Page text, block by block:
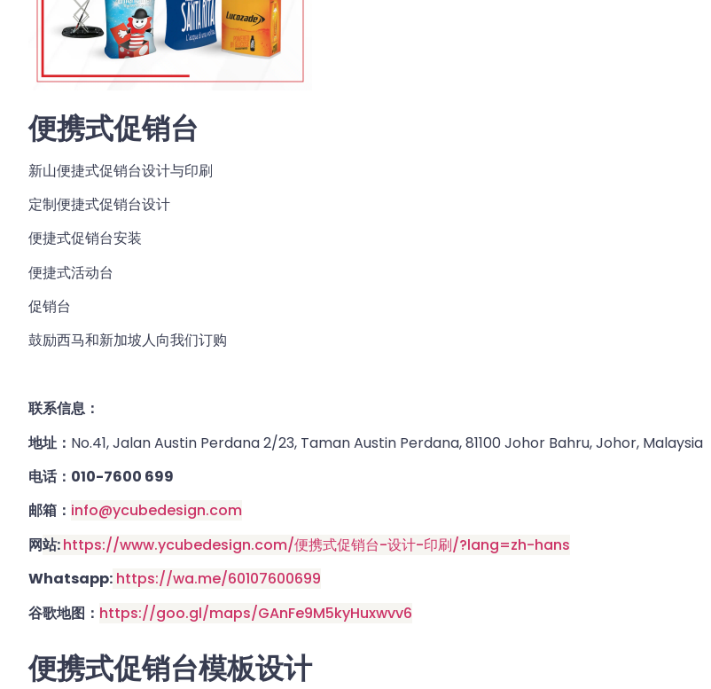
便携式促销台
新山便捷式促销台设计与印刷
定制便捷式促销台设计
便捷式促销台安装
便捷式活动台
促销台
鼓励西马和新加坡人向我们订购
联系信息：
地址： No.41, Jalan Austin Perdana 2/23, Taman Austin Perdana, 81100 Johor Bahru, Johor, Malaysia
电话： 010-7600 699
邮箱： info@ycubedesign.com
网站:https://www.ycubedesign.com/便携式促销台-设计-印刷/?lang=zh-hans
Whatsapp: https://wa.me/60107600699
谷歌地图： https://goo.gl/maps/GAnFe9M5kyHuxwvv6
便携式促销台模板设计